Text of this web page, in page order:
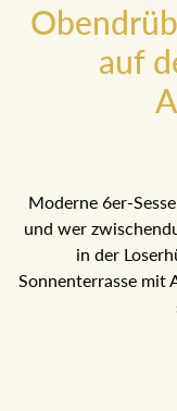
auf
Moderne 6er-
und wer
in der
Sonnenterrasse mit